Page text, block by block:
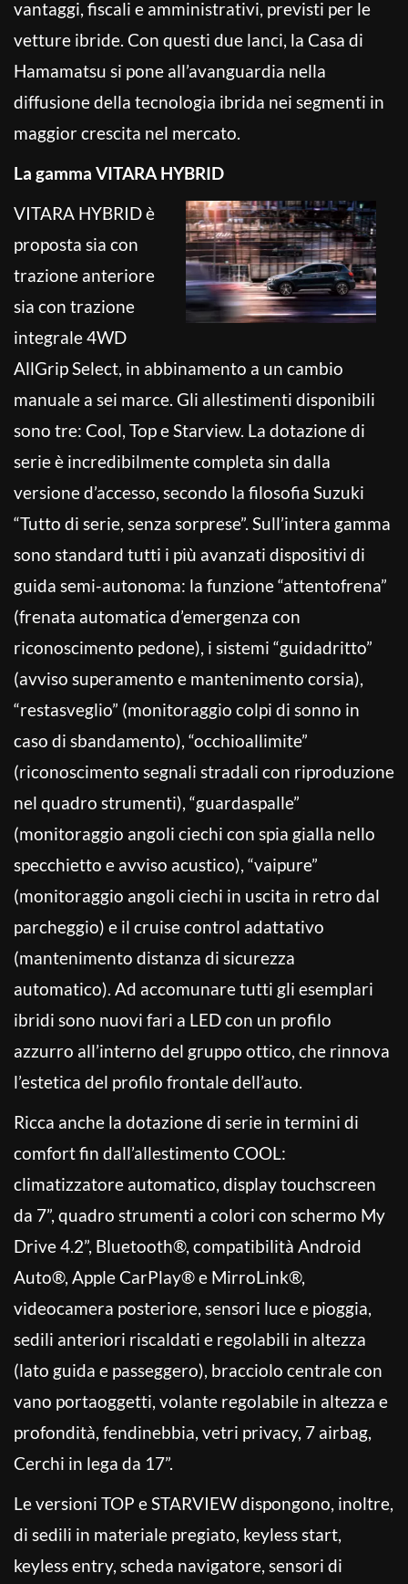
vantaggi, fiscali e amministrativi, previsti per le
vetture ibride. Con questi due lanci, la Casa di
Hamamatsu si pone all’avanguardia nella
diffusione della tecnologia ibrida nei segmenti in
maggior crescita nel mercato.
La gamma VITARA HYBRID
VITARA HYBRID è
proposta sia con
trazione anteriore
sia con trazione
integrale 4WD
AllGrip Select, in abbinamento a un cambio
manuale a sei marce. Gli allestimenti disponibili
sono tre: Cool, Top e Starview. La dotazione di
serie è incredibilmente completa sin dalla
versione d’accesso, secondo la filosofia Suzuki
“Tutto di serie, senza sorprese”. Sull’intera gamma
sono standard tutti i più avanzati dispositivi di
guida semi-autonoma: la funzione “attentofrena”
(frenata automatica d’emergenza con
riconoscimento pedone), i sistemi “guidadritto”
(avviso superamento e mantenimento corsia),
“restasveglio” (monitoraggio colpi di sonno in
caso di sbandamento), “occhioallimite”
(riconoscimento segnali stradali con riproduzione
nel quadro strumenti), “guardaspalle”
(monitoraggio angoli ciechi con spia gialla nello
specchietto e avviso acustico), “vaipure”
(monitoraggio angoli ciechi in uscita in retro dal
parcheggio) e il cruise control adattativo
(mantenimento distanza di sicurezza
automatico). Ad accomunare tutti gli esemplari
ibridi sono nuovi fari a LED con un profilo
azzurro all’interno del gruppo ottico, che rinnova
l’estetica del profilo frontale dell’auto.
Ricca anche la dotazione di serie in termini di
comfort fin dall’allestimento COOL:
climatizzatore automatico, display touchscreen
da 7”, quadro strumenti a colori con schermo My
Drive 4.2”, Bluetooth®, compatibilità Android
Auto®, Apple CarPlay® e MirroLink®,
videocamera posteriore, sensori luce e pioggia,
sedili anteriori riscaldati e regolabili in altezza
(lato guida e passeggero), bracciolo centrale con
vano portaoggetti, volante regolabile in altezza e
profondità, fendinebbia, vetri privacy, 7 airbag,
Cerchi in lega da 17”.
Le versioni TOP e STARVIEW dispongono, inoltre,
di sedili in materiale pregiato, keyless start,
keyless entry, scheda navigatore, sensori di